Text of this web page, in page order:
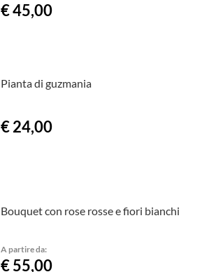
€ 45,00
Pianta di guzmania
€ 24,00
Bouquet con rose rosse e fiori bianchi
A partire da:
€ 55,00